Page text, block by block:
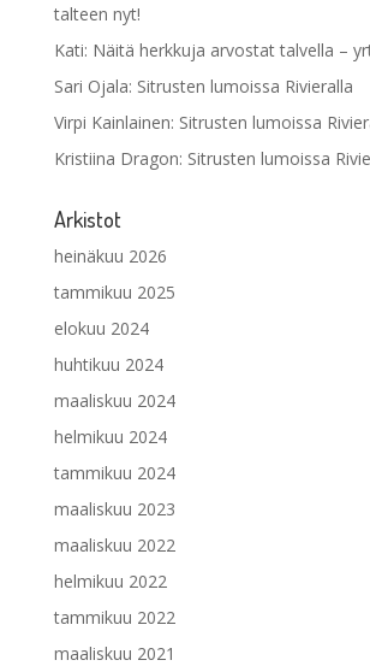
talteen nyt!
Kati: Näitä herkkuja arvostat talvella –
Sari Ojala: Sitrusten lumoissa Rivieralla
Virpi Kainlainen: Sitrusten lumoissa
Kristiina Dragon: Sitrusten lumoissa
Arkistot
heinäkuu 2026
tammikuu 2025
elokuu 2024
huhtikuu 2024
maaliskuu 2024
helmikuu 2024
tammikuu 2024
maaliskuu 2023
maaliskuu 2022
helmikuu 2022
tammikuu 2022
maaliskuu 2021